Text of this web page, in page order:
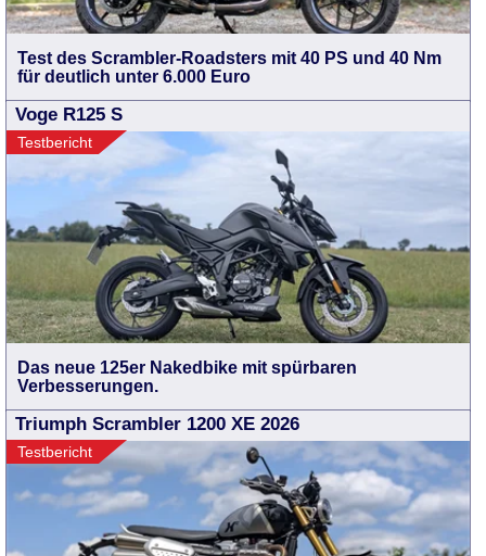
Test des Scrambler-Roadsters mit 40 PS und 40 Nm
für deutlich unter 6.000 Euro
Voge R125 S
Testbericht
Das neue 125er Nakedbike mit spürbaren
Verbesserungen.
Triumph Scrambler 1200 XE 2026
Testbericht